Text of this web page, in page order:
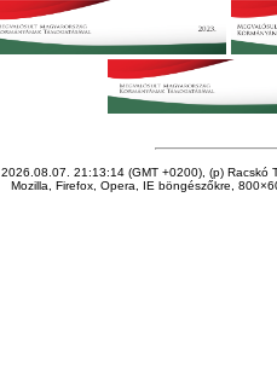
2026.08.07. 21:13:14 (GMT +0200), (p) Racskó
Mozilla, Firefox, Opera, IE böngészőkre,